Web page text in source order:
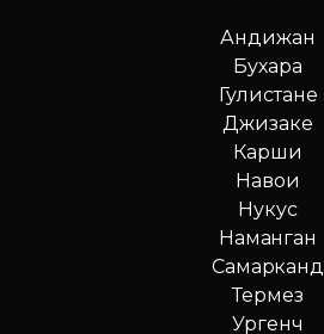
Андижан
Бухара
Гулистане
Джизаке
Карши
Навои
Нукус
Наманган
Самарканд
Термез
Ургенч